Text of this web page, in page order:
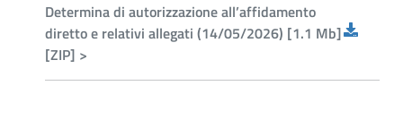
Determina di autorizzazione all’affidamento
diretto e relativi allegati (14/05/2026) [1.1 Mb]
[ZIP] >